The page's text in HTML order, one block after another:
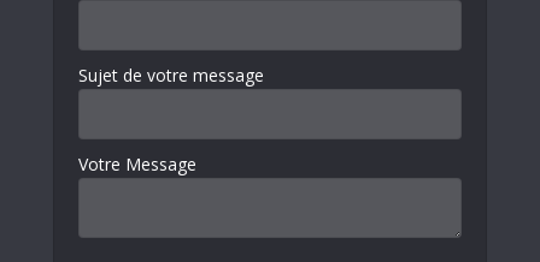
Sujet de votre message
Votre Message